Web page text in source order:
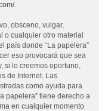
.
obsceno, vulgar,
o cualquier otro material
país donde “La papelera”
eso provocará que sea
si lo creemos oportuno,
de Internet. Las
como ayuda para
papelera” tiene derecho a
en cualquier momento